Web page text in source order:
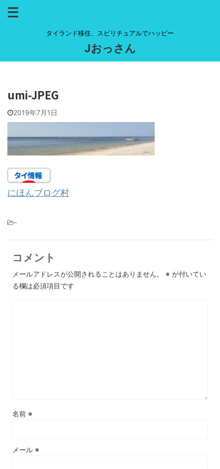
タイランド移住、スピリチュアルでハッピー
Jおっさん
umi-JPEG
2019年7月1日
にほんブログ村
-
コメント
メールアドレスが公開されることはありません。 ※ が付いてい
る欄は必須項目です
名前 ※
メール ※